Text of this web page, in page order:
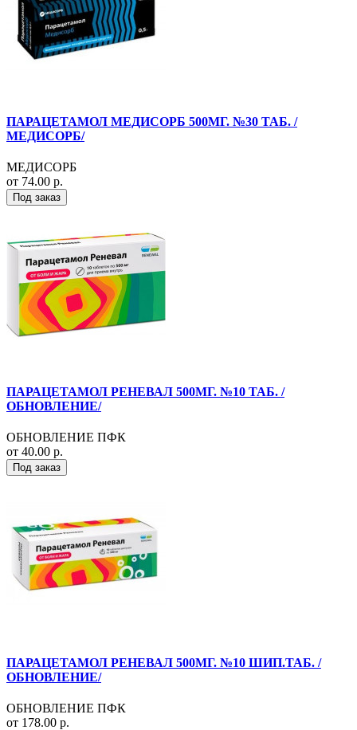
ПАРАЦЕТАМОЛ МЕДИСОРБ 500МГ. №30 ТАБ. /
МЕДИСОРБ/
МЕДИСОРБ
от 74.00 р.
Под заказ
ПАРАЦЕТАМОЛ РЕНЕВАЛ 500МГ. №10 ТАБ. /
ОБНОВЛЕНИЕ/
ОБНОВЛЕНИЕ ПФК
от 40.00 р.
Под заказ
ПАРАЦЕТАМОЛ РЕНЕВАЛ 500МГ. №10 ШИП.ТАБ. /
ОБНОВЛЕНИЕ/
ОБНОВЛЕНИЕ ПФК
от 178.00 р.